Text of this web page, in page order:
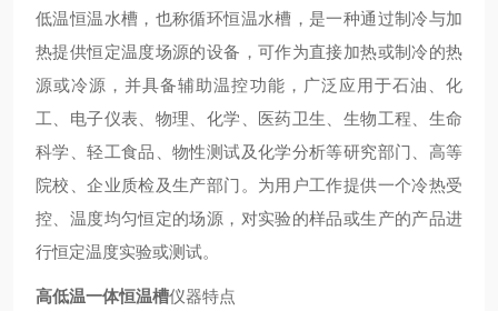
低温恒温水槽，也称循环恒温水槽，是一种通过制冷与加
热提供恒定温度场源的设备，可作为直接加热或制冷的热
源或冷源，并具备辅助温控功能，广泛应用于石油、化
工、电子仪表、物理、化学、医药卫生、生物工程、生命
科学、轻工食品、物性测试及化学分析等研究部门、高等
院校、企业质检及生产部门。为用户工作提供一个冷热受
控、温度均匀恒定的场源，对实验的样品或生产的产品进
行恒定温度实验或测试。
高低温一体恒温槽仪器特点